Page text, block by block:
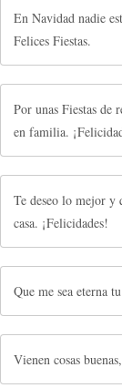
En Navidad nadie está
Felices Fiestas.
Por unas Fiestas de
en familia.
Te deseo lo mejor y
casa. ¡Felicidades!
Que me sea eterna
Vienen cosas